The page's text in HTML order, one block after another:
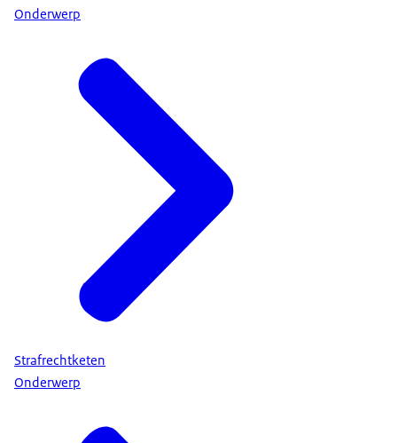
Onderwerp
Strafrechtketen
Onderwerp